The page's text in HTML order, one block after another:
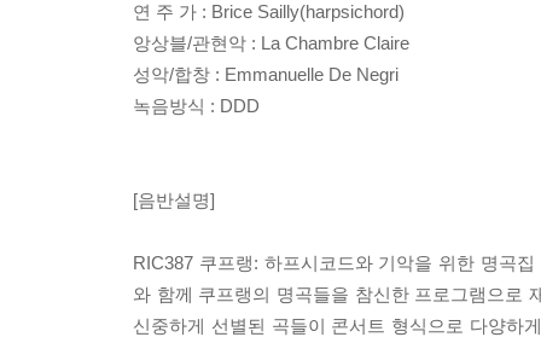
연 주 가 : Brice Sailly(harpsichord)
앙상블/관현악 : La Chambre Claire
성악/합창 : Emmanuelle De Negri
녹음방식 : DDD
[음반설명]
RIC387 쿠프랭: 하프시코드와 기악을 위한 명곡
와 함께 쿠프랭의 명곡들을 참신한 프로그램으로
신중하게 선별된 곡들이 콘서트 형식으로 다양하